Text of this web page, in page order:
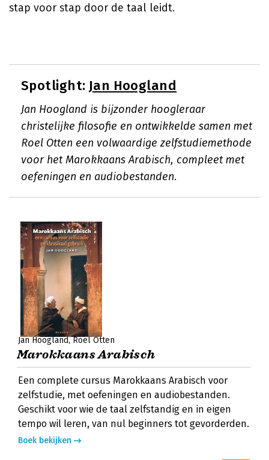
stap voor stap door de taal leidt.
Spotlight: Jan Hoogland
Jan Hoogland is bijzonder hoogleraar
christelijke filosofie en ontwikkelde samen met
Roel Otten een volwaardige zelfstudiemethode
voor het Marokkaans Arabisch, compleet met
oefeningen en audiobestanden.
Jan Hoogland Roel Otten
Marokkaans Arabisch
Een complete cursus Marokkaans Arabisch voor
zelfstudie, met oefeningen en audiobestanden.
Geschikt voor wie de taal zelfstandig en in eigen
tempo wil leren, van nul beginners tot gevorderden.
Boek bekijken